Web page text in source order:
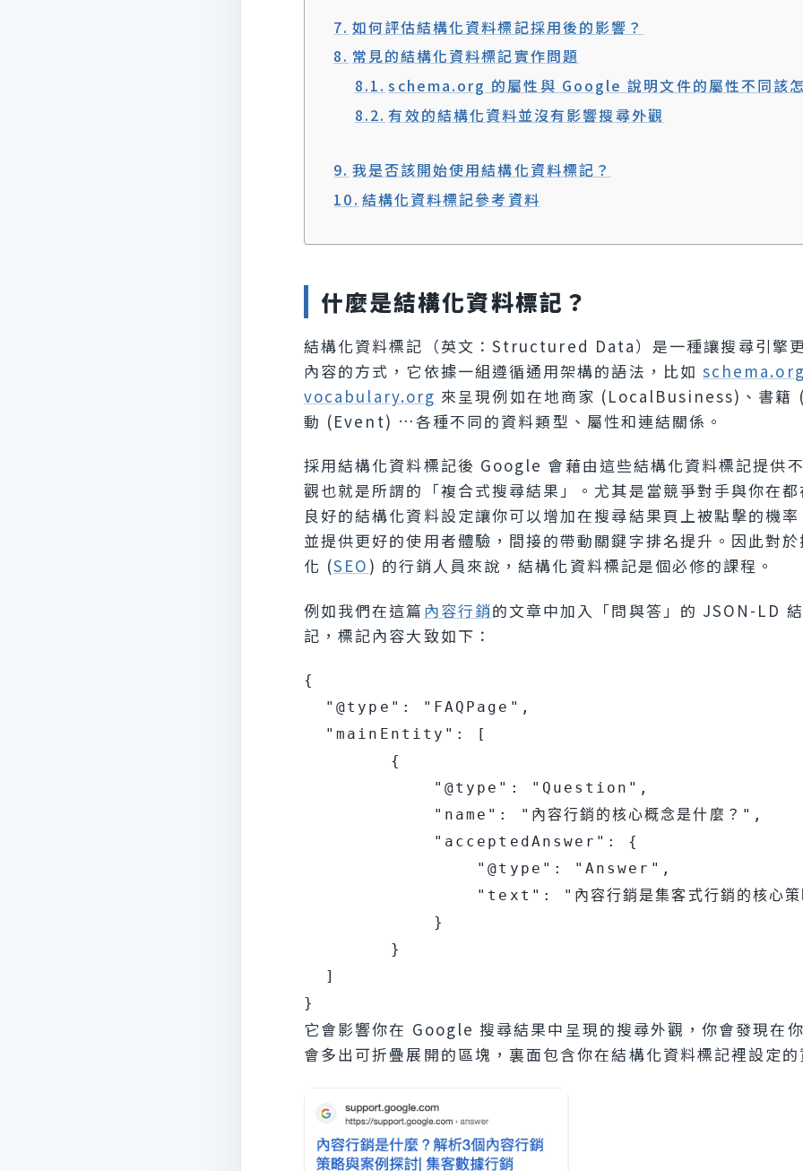
如何評估結構化資料標記採用後的影響？
常見的結構化資料標記實作問題
schema.org 的屬性與 Google 說明文件的屬性不同該
有效的結構化資料並沒有影響搜尋外觀
我是否該開始使用結構化資料標記？
結構化資料標記參考資料
什麼是結構化資料標記？
結構化資料標記（英文：Structured Data）是一種讓搜尋引擎
內容的方式，它依據一組遵循通用架構的語法，比如
vocabulary.org 來呈現例如在地商家 (LocalBusiness)、書籍
動 (Event) …各種不同的資料類型、屬性和連結關係。
採用結構化資料標記後 Google 會藉由這些結構化資料標記提供
觀也就是所謂的「複合式搜尋結果」。尤其是當競爭對手與你在
良好的結構化資料設定讓你可以增加在搜尋結果頁上被點擊的機
並提供更好的使用者體驗，間接的帶動關鍵字排名提升。因此對
化 (SEO ) 的行銷人員來說，結構化資料標記是個必修的課程。
例如我們在這篇 內容行銷的文章中加入「問與答」的 JSON-LD
記，標記內容大致如下：
{
  "@type": "FAQPage",
  "mainEntity": [
        {
            "@type": "Question",
            "name": "內容行銷的核心概念是什麼？",
            "acceptedAnswer": {
                "@type": "Answer",
"text": "內容行銷是集客式行銷的核心策略之
            }
        }
  ]
它會影響你在 Google 搜尋結果中呈現的搜尋外觀，你會發現在
會多出可折疊展開的區塊，裏面包含你在結構化資料標記裡設定